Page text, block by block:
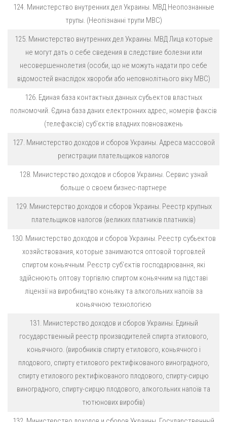
124. Министерство внутренних дел Украины. МВД Неопознанные
трупы. (Неопізнанні трупи МВС)
125. Министерство внутренних дел Украины. МВД Лица которые
не могут дать о себе сведения в следствие болезни или
несовершеннолетия (особи, що не можуть надати про себе
відомостей внаслідок хвороби або неповнолітнього віку МВС)
126. Единая база контактных данных субьектов властных
полномочий. Єдина база даних електронних адрес, номерів факсів
(телефаксів) суб’єктів владних повноважень
127. Министерство доходов и сборов Украины. Адреса массовой
регистрации плательщиков налогов
128. Министерство доходов и сборов Украины. Сервис узнай
больше о своем бизнес-партнере
129. Министерство доходов и сборов Украины. Реестр крупных
плательщиков налогов (великих платників платників)
130. Министерство доходов и сборов Украины. Реестр субьектов
хозяйствования, которые занимаются оптовой торговлей
спиртом коньячным. Реєстр cуб’єктів господарювання, які
здійснюють оптову торгівлю спиртом коньячним на підставі
ліцензії на виробництво коньяку та алкогольних напоїв за
коньячною технологією
131. Министерство доходов и сборов Украины. Единый
государственный реестр производителей спирта этилового,
коньячного. (виробників спирту етилового, коньячного і
плодового, спирту етилового ректифікованого виноградного,
спирту етилового ректифікованого плодового, спирту-сирцю
виноградного, спирту-сирцю плодового, алкогольних напоїв та
тютюнових виробів)